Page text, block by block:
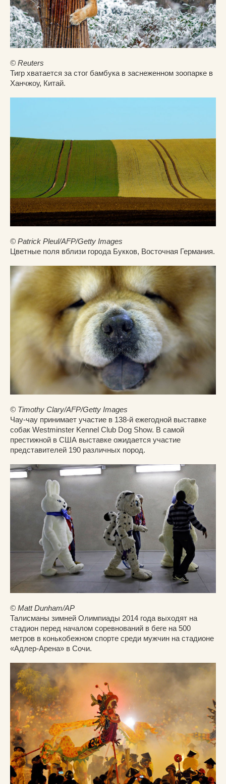
© Reuters
Тигр хватается за стог бамбука в заснеженном зоопарке в
Ханчжоу, Китай.
© Patrick Pleul/AFP/Getty Images
Цветные поля вблизи города Букков, Восточная Германия.
© Timothy Clary/AFP/Getty Images
Чау-чау принимает участие в 138-й ежегодной выставке
собак Westminster Kennel Club Dog Show. В самой
престижной в США выставке ожидается участие
представителей 190 различных пород.
© Matt Dunham/AP
Талисманы зимней Олимпиады 2014 года выходят на
стадион перед началом соревнований в беге на 500
метров в конькобежном спорте среди мужчин на стадионе
«Адлер-Арена» в Сочи.